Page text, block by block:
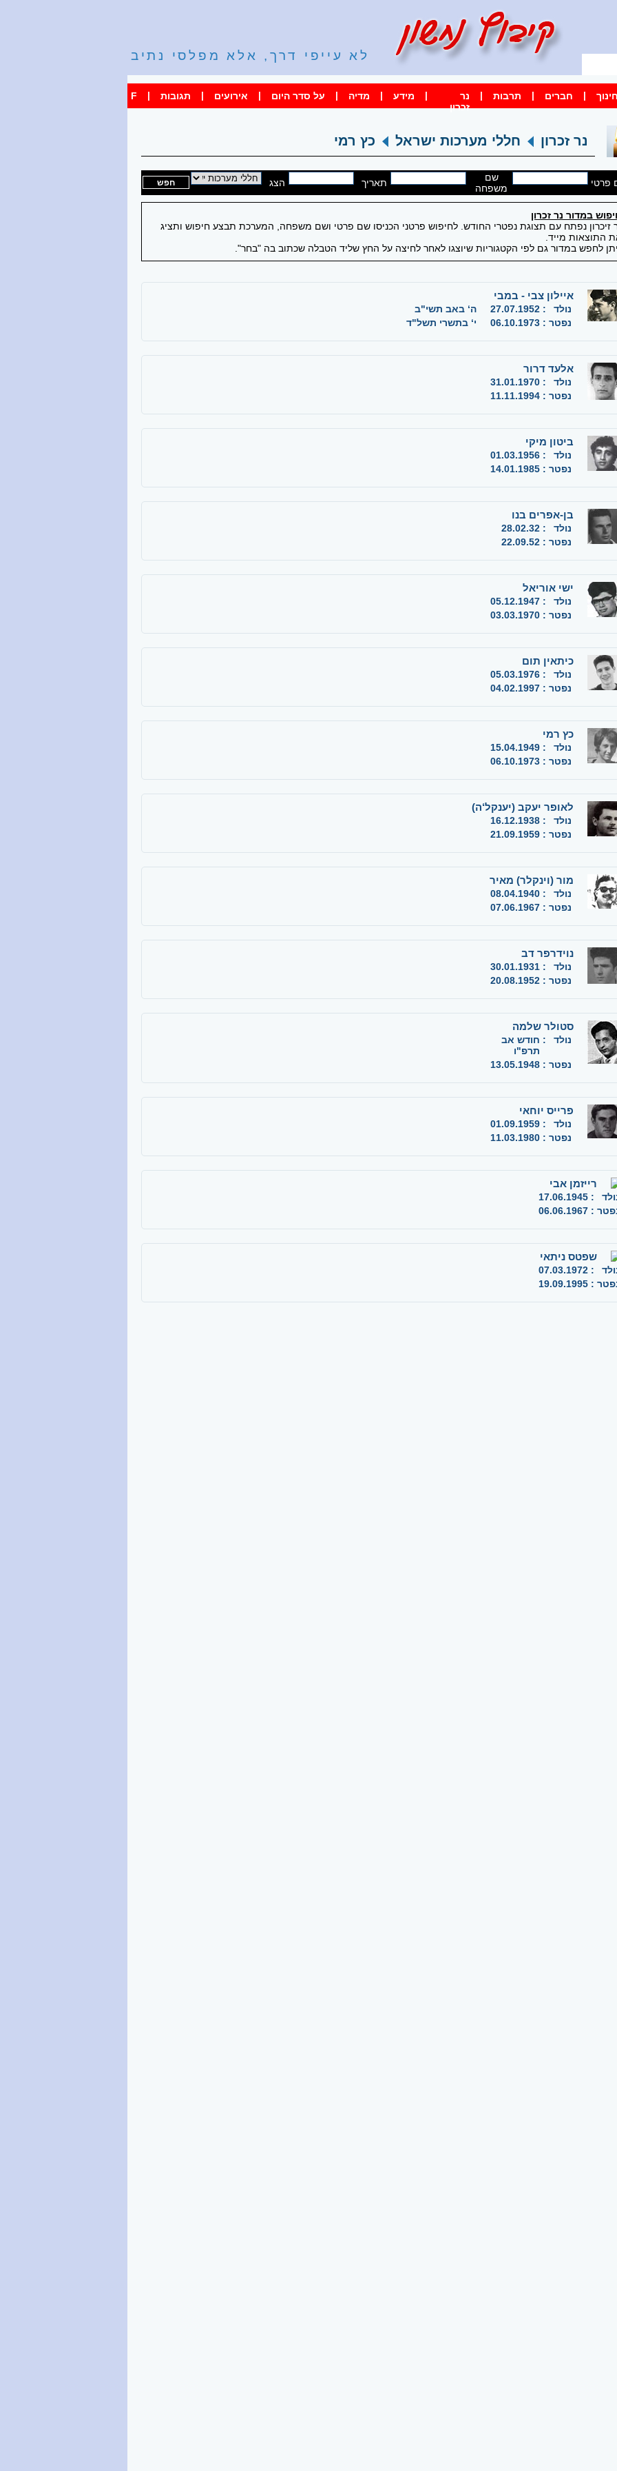
לא עייפי דרך, אלא מפלסי נתיב
חינוך | חברים | תרבות |
נר
זכרון
| מידע | מדיה | על סדר היום | אירועים | תגובות |
F
נר זכרון חללי מערכות ישראל כץ רמי
פרטי
שם
משפחה
תאריך הצג
במדור נר זכרון
זיכרון נפתח עם תצוגת נפטרי החודש. לחיפוש פרטני הכניסו שם פרטי ושם משפחה, המערכת תבצע חיפוש ותציג
התוצאות מייד.
לחפש במדור גם לפי הקטגוריות שיוצגו לאחר לחיצה על החץ שליד הטבלה שכתוב בה "בחר".
איילון צבי - במבי
נולד :
27.07.1952
ה‘ באב תשי"ב
נפטר :
06.10.1973 י‘ בתשרי תשל"ד
אלעד דרור
נולד :
31.01.1970
נפטר :
11.11.1994
ביטון מיקי
נולד :
01.03.1956
נפטר :
14.01.1985
בן-אפרים בנו
נולד :
28.02.32
נפטר :
22.09.52
ישי אוריאל
נולד :
05.12.1947
נפטר :
03.03.1970
כיתאין תום
נולד :
05.03.1976
נפטר :
04.02.1997
כץ רמי
נולד :
15.04.1949
נפטר :
06.10.1973
לאופר יעקב (יענקל‘ה)
נולד :
16.12.1938
נפטר :
21.09.1959
מור (וינקלר) מאיר
נולד :
08.04.1940
נפטר :
07.06.1967
נוידרפר דב
נולד :
30.01.1931
נפטר :
20.08.1952
סטולר שלמה
נולד : חודש אב
תרפ"ו
נפטר :
13.05.1948
פרייס יוחאי
נולד :
01.09.1959
נפטר :
11.03.1980
רייזמן אבי
:
17.06.1945
:
06.06.1967
שפטס ניתאי
:
07.03.1972
:
19.09.1995